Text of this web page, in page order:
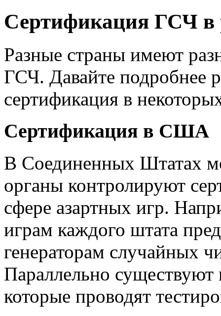
Сертификация ГСЧ в
Разные страны имеют
ГСЧ. Давайте подробнее
сертификация в
Сертификация в США
В Соединенных Штатах
органы контролируют
сфере азартных игр.
играм каждого штата
генераторам случайных
Параллельно существуют
которые проводят